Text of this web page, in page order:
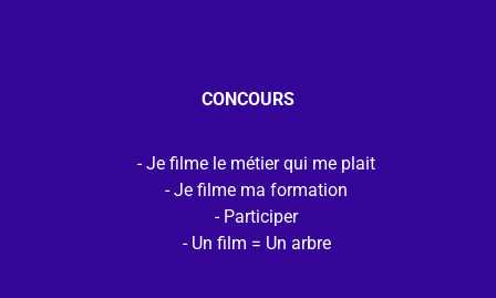
CONCOURS
Je filme le métier qui me plait
Je filme ma formation
Participer
Un film = Un arbre